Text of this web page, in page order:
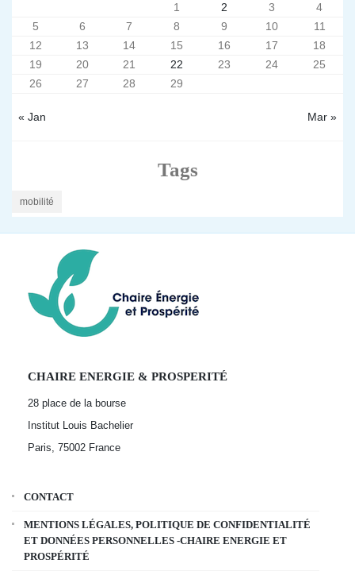
« Jan Mar »
1 2 3
4
5
6 7 8 9 10
11
12
13 14 15 16 17
18
19
20 21 22 23 24
25
26
27 28 29
Tags
mobilité
CHAIRE ENERGIE & PROSPERITÉ
28 place de la bourse
Institut Louis Bachelier
Paris, 75002 France
CONTACT
MENTIONS LÉGALES, POLITIQUE DE CONFIDENTIALITÉ
ET DONNÉES PERSONNELLES -CHAIRE ENERGIE ET
PROSPÉRITÉ